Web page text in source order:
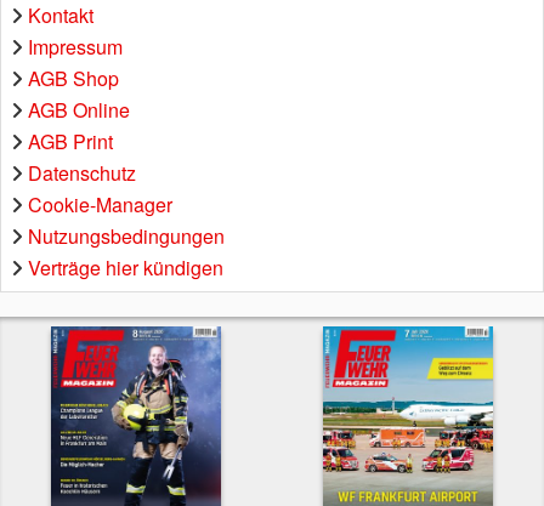
Kontakt
Impressum
AGB Shop
AGB Online
AGB Print
Datenschutz
Cookie-Manager
Nutzungsbedingungen
Verträge hier kündigen